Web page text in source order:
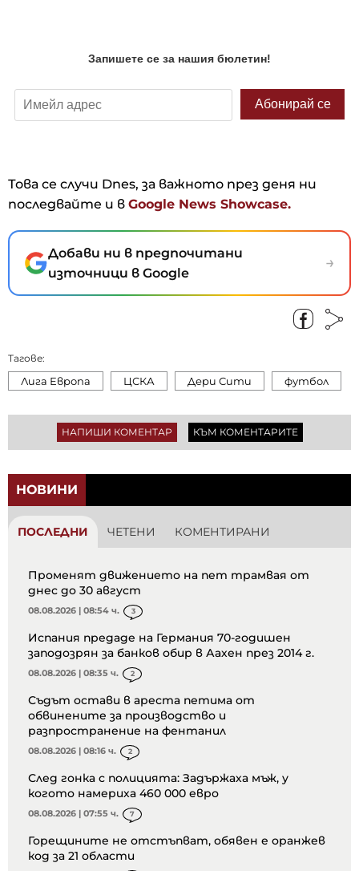
Това се случи Dnes, за важното през деня ни
последвайте и в Google News Showcase.
Добави ни в предпочитани
източници в Google
→
Тагове:
Лига Европа ЦСКА Дери Сити футбол
НАПИШИ КОМЕНТАР КЪМ КОМЕНТАРИТЕ
НОВИНИ
ПОСЛЕДНИ ЧЕТЕНИ КОМЕНТИРАНИ
Променят движението на пет трамвая от
днес до 30 август
08.08.2026 | 08:54 ч. 3
Испания предаде на Германия 70-годишен
заподозрян за банков обир в Аахен през 2014 г.
08.08.2026 | 08:35 ч. 2
Съдът остави в ареста петима от
обвинените за производство и
разпространение на фентанил
08.08.2026 | 08:16 ч. 2
След гонка с полицията: Задържаха мъж, у
когото намериха 460 000 евро
08.08.2026 | 07:55 ч. 7
Горещините не отстъпват, обявен е оранжев
код за 21 области